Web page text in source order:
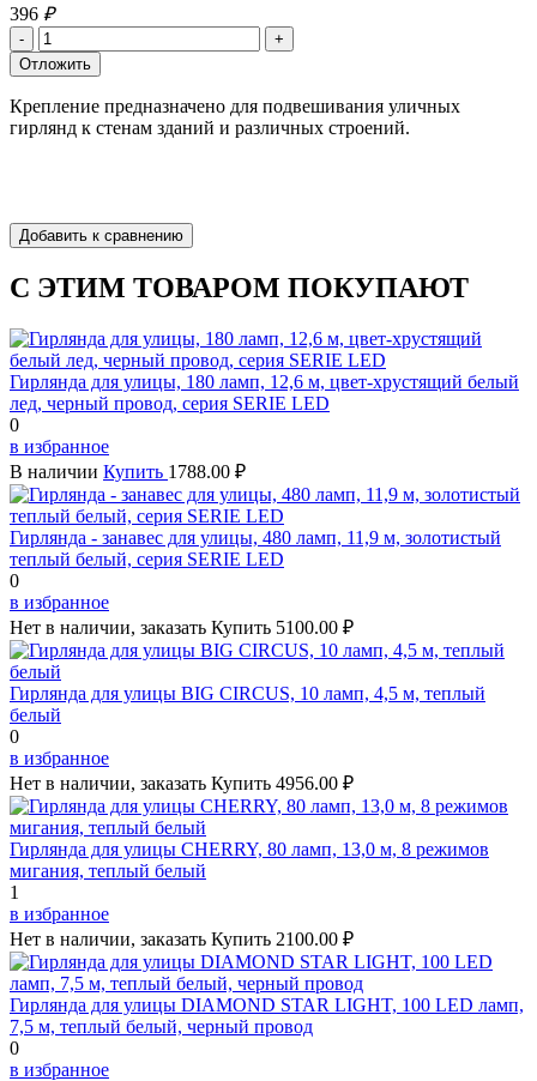
396 ₽
Крепление предназначено для подвешивания уличных
гирлянд к стенам зданий и различных строений.
С ЭТИМ ТОВАРОМ ПОКУПАЮТ
Гирлянда для улицы, 180 ламп, 12,6 м, цвет-хрустящий белый
лед, черный провод, серия SERIE LED
0
в избранное
В наличии Купить 1788.00 ₽
Гирлянда - занавес для улицы, 480 ламп, 11,9 м, золотистый
теплый белый, серия SERIE LED
0
в избранное
Нет в наличии, заказать Купить 5100.00 ₽
Гирлянда для улицы BIG CIRCUS, 10 ламп, 4,5 м, теплый
белый
0
в избранное
Нет в наличии, заказать Купить 4956.00 ₽
Гирлянда для улицы CHERRY, 80 ламп, 13,0 м, 8 режимов
мигания, теплый белый
1
в избранное
Нет в наличии, заказать Купить 2100.00 ₽
Гирлянда для улицы DIAMOND STAR LIGHT, 100 LED ламп,
7,5 м, теплый белый, черный провод
0
в избранное